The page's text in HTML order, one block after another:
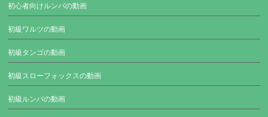
初心者向けルンバの動画
初級ワルツの動画
初級タンゴの動画
初級スローフォックスの動画
初級ルンバの動画